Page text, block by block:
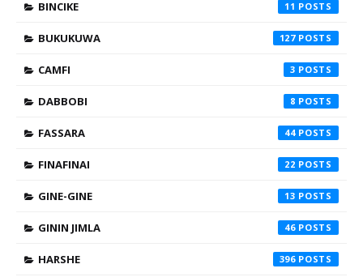
BINCIKE 11
BUKUKUWA 127
CAMFI 3
DABBOBI 8
FASSARA 44
FINAFINAI 22
GINE-GINE 13
GININ JIMLA 46
HARSHE 396